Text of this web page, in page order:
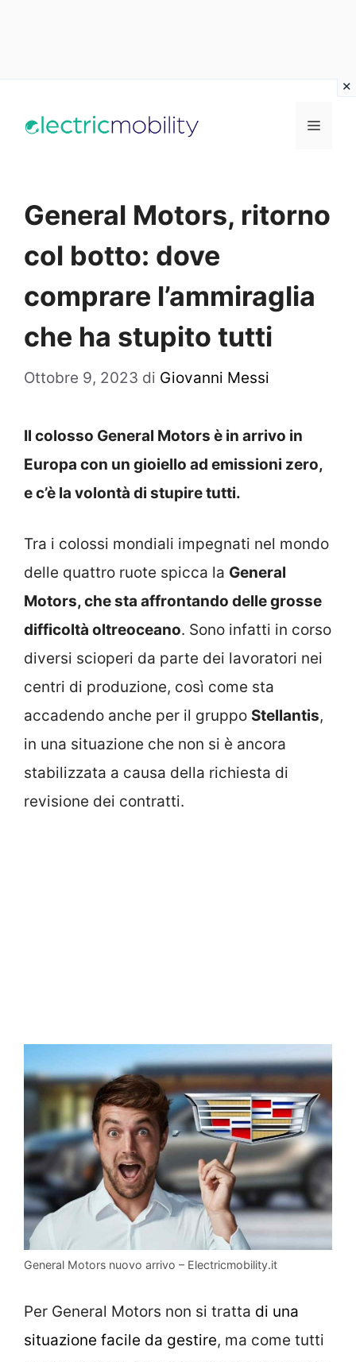
Menu
General Motors, ritorno
col botto: dove
comprare l’ammiraglia
che ha stupito tutti
Ottobre 9, 2023 di Giovanni Messi
Il colosso General Motors è in arrivo in
Europa con un gioiello ad emissioni zero,
e c’è la volontà di stupire tutti.
Tra i colossi mondiali impegnati nel mondo
delle quattro ruote spicca la General
Motors, che sta affrontando delle grosse
difficoltà oltreoceano. Sono infatti in corso
diversi scioperi da parte dei lavoratori nei
centri di produzione, così come sta
accadendo anche per il gruppo Stellantis,
in una situazione che non si è ancora
stabilizzata a causa della richiesta di
revisione dei contratti.
General Motors nuovo arrivo – Electricmobility.it
Per General Motors non si tratta di una
situazione facile da gestire, ma come tutti